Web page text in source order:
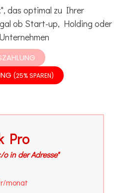
das optimal zu Ihrer
ob Start-up, Holding oder
(25% SPAREN)
Pro
o in der Adresse"
monat